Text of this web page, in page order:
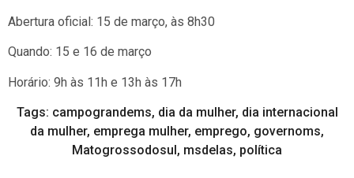
Abertura oficial: 15 de março, às 8h30
Quando: 15 e 16 de março
Horário: 9h às 11h e 13h às 17h
Tags: campograndems, dia da mulher, dia internacional
da mulher, emprega mulher, emprego, governoms,
Matogrossodosul, msdelas, política